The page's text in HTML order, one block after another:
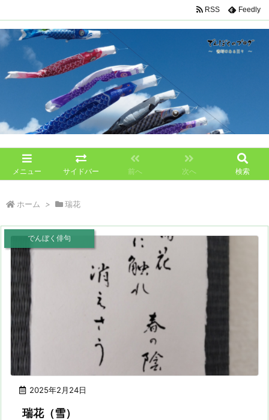
メニュー サイドバー 前へ 次へ 検索
RSS Feedly
ホーム > 瑞花
2025年2月24日
でんぼく俳句
瑞花（雪）